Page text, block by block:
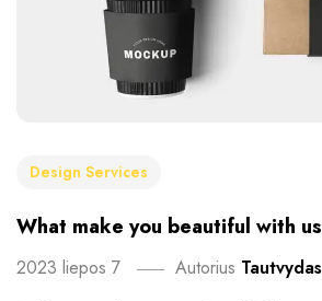
Design Services
What make you beautiful with us
2023 liepos 7 Autorius Tautvydas